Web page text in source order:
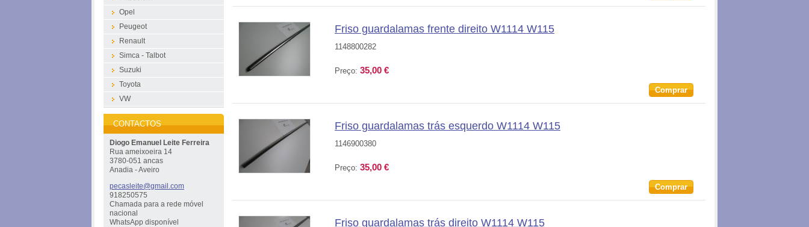
Friso guardalamas frente direito W1114 W115
1148800282
Preço: 35,00 €
Comprar
Friso guardalamas trás esquerdo W1114 W115
1146900380
Preço: 35,00 €
Comprar
Friso guardalamas trás direito W1114 W115
Opel
Peugeot
Renault
Simca - Talbot
Suzuki
Toyota
VW
CONTACTOS
Diogo Emanuel Leite Ferreira
Rua ameixoeira 14
3780-051 ancas
Anadia - Aveiro
pecasleite@gmail .com
918250575
Chamada para a rede móvel
nacional
WhatsApp disponível